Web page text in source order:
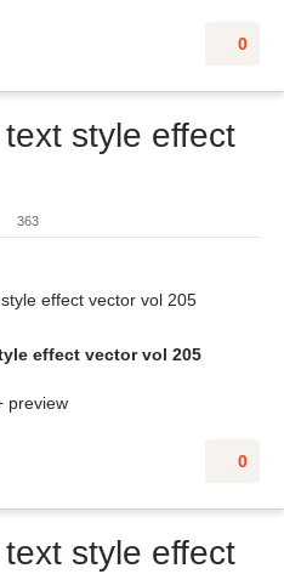
0
style effect
363
effect vector vol 205
preview
0
style effect